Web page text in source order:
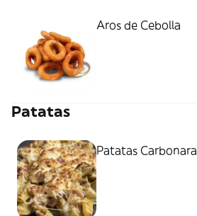
Aros de Cebolla
Patatas
Patatas Carbonara